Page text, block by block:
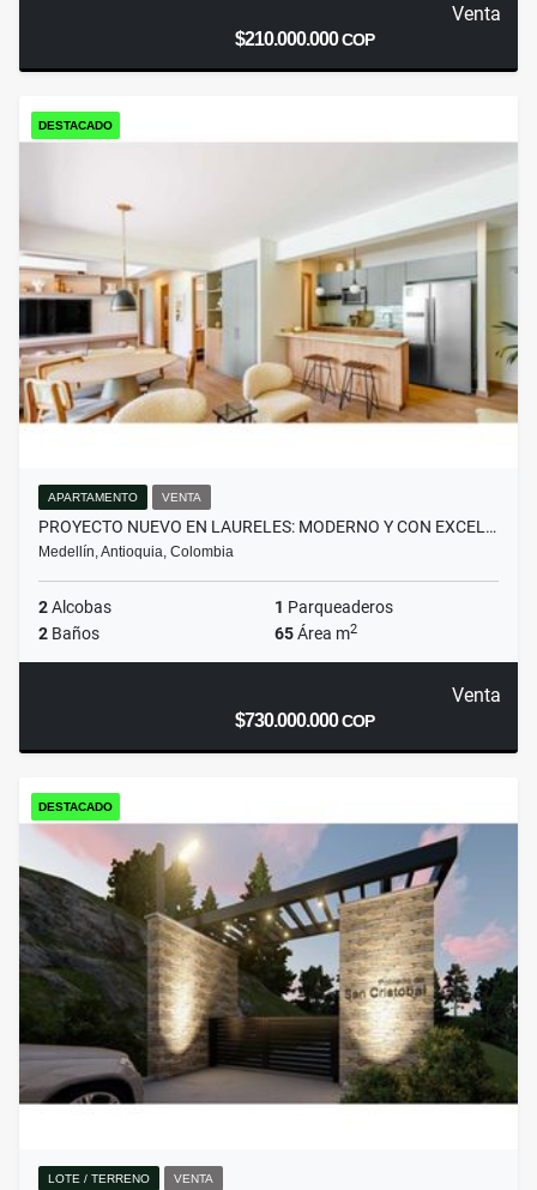
Venta
$210.000.000COP
DESTACADO
APARTAMENTO VENTA
PROYECTO NUEVO EN LAURELES: MODERNO Y CON EXCEL…
Medellín, Antioquia, Colombia
2Alcobas 1 Parqueaderos
2 Baños 65Área m2
Venta
$730.000.000COP
DESTACADO
LOTE / TERRENO VENTA